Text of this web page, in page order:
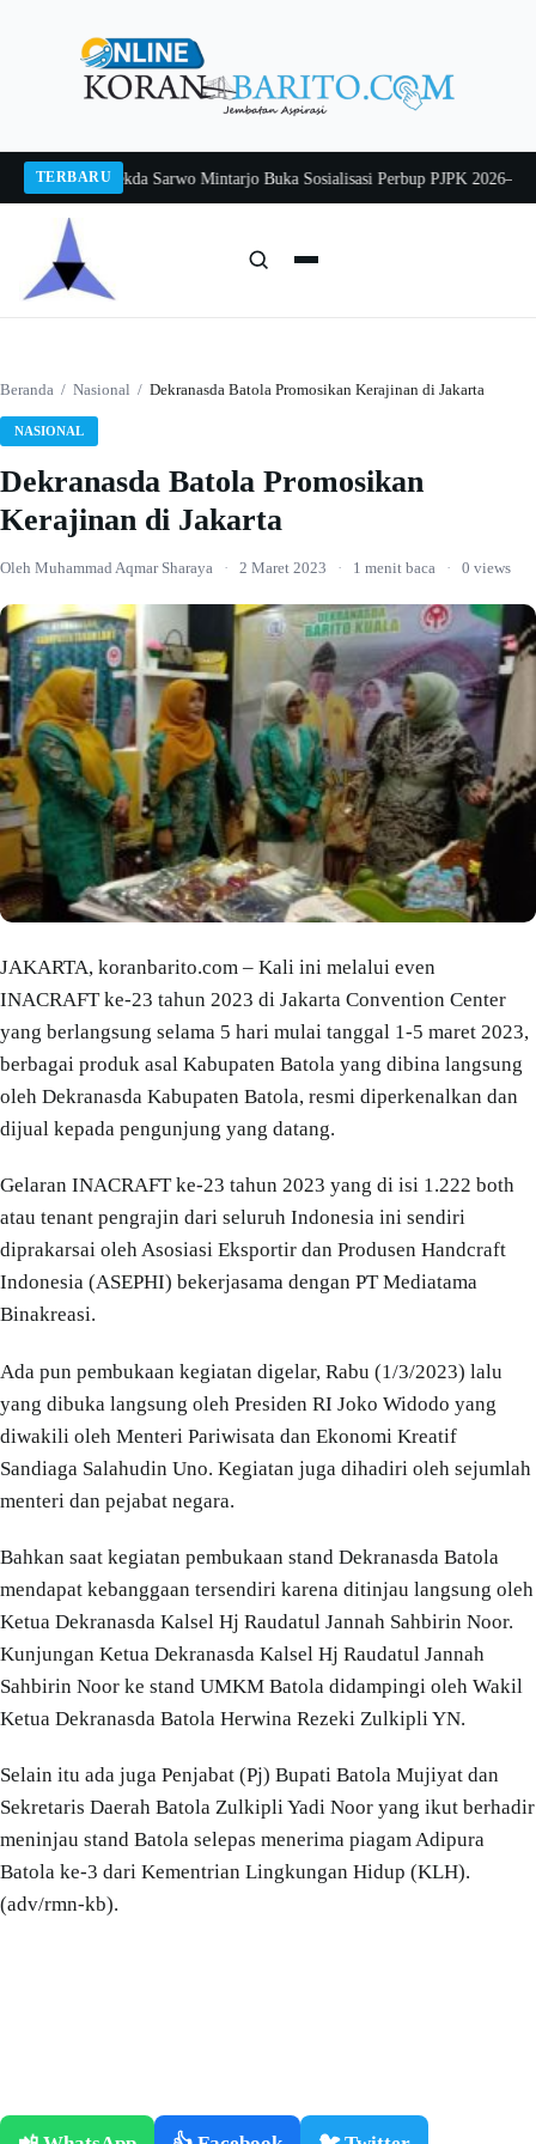
TERBARU
2026Pj Sekda Sarwo Mintarjo Buka Sosialisasi Perbup PJPK 2026–2030
Beranda / Nasional / Dekranasda Batola Promosikan Kerajinan di Jakarta
NASIONAL
Dekranasda Batola Promosikan
Kerajinan di Jakarta
Oleh Muhammad Aqmar Sharaya · 2 Maret 2023 · 1 menit baca · 0 views
JAKARTA, koranbarito.com – Kali ini melalui even
INACRAFT ke-23 tahun 2023 di Jakarta Convention Center
yang berlangsung selama 5 hari mulai tanggal 1-5 maret 2023,
berbagai produk asal Kabupaten Batola yang dibina langsung
oleh Dekranasda Kabupaten Batola, resmi diperkenalkan dan
dijual kepada pengunjung yang datang.
Gelaran INACRAFT ke-23 tahun 2023 yang di isi 1.222 both
atau tenant pengrajin dari seluruh Indonesia ini sendiri
diprakarsai oleh Asosiasi Eksportir dan Produsen Handcraft
Indonesia (ASEPHI) bekerjasama dengan PT Mediatama
Binakreasi.
Ada pun pembukaan kegiatan digelar, Rabu (1/3/2023) lalu
yang dibuka langsung oleh Presiden RI Joko Widodo yang
diwakili oleh Menteri Pariwisata dan Ekonomi Kreatif
Sandiaga Salahudin Uno. Kegiatan juga dihadiri oleh sejumlah
menteri dan pejabat negara.
Bahkan saat kegiatan pembukaan stand Dekranasda Batola
mendapat kebanggaan tersendiri karena ditinjau langsung oleh
Ketua Dekranasda Kalsel Hj Raudatul Jannah Sahbirin Noor.
Kunjungan Ketua Dekranasda Kalsel Hj Raudatul Jannah
Sahbirin Noor ke stand UMKM Batola didampingi oleh Wakil
Ketua Dekranasda Batola Herwina Rezeki Zulkipli YN.
Selain itu ada juga Penjabat (Pj) Bupati Batola Mujiyat dan
Sekretaris Daerah Batola Zulkipli Yadi Noor yang ikut berhadir
meninjau stand Batola selepas menerima piagam Adipura
Batola ke-3 dari Kementrian Lingkungan Hidup (KLH).
(adv/rmn-kb).